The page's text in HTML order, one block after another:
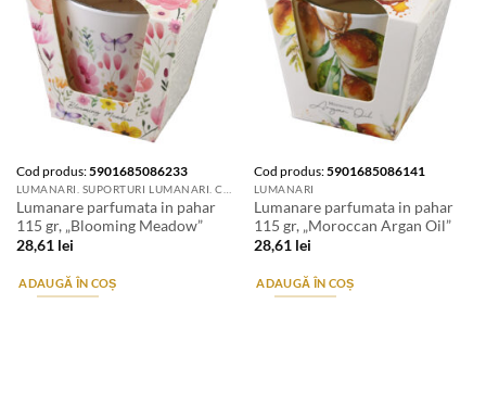
Cod produs:5901685086233
Lumanare parfumata in pahar
115 gr, „Blooming Meadow”
28,61 lei
ADAUGĂ ÎN COȘ
Cod produs:5901685086141
LUMANARI
Lumanare parfumata in pahar
115 gr, „Moroccan Argan Oil”
28,61 lei
ADAUGĂ ÎN COȘ